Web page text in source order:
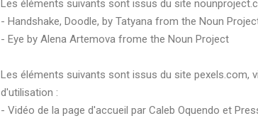
Les éléments suivants sont issus du site
- Handshake, Doodle, by Tatyana from the Noun
- Eye by Alena Artemova frome the Noun Project
Les éléments suivants sont issus du site pexels.com,
d'utilisation :
- Vidéo de la page d'accueil par Caleb Oquendo et